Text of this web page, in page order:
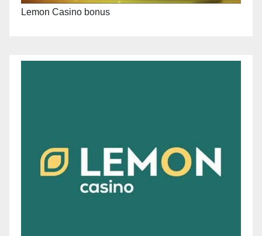
Lemon Casino bonus